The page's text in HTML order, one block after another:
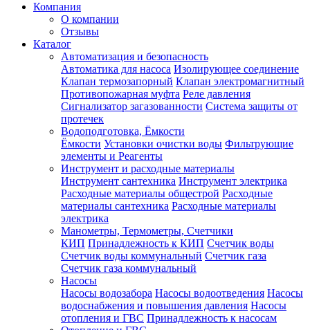
Компания
О компании
Отзывы
Каталог
Автоматизация и безопасность
Автоматика для насоса Изолирующее соединение
Клапан термозапорный Клапан электромагнитный
Противопожарная муфта Реле давления
Сигнализатор загазованности Система защиты от
протечек
Водоподготовка, Ёмкости
Ёмкости Установки очистки воды Фильтрующие
элементы и Реагенты
Инструмент и расходные материалы
Инструмент сантехника Инструмент электрика
Расходные материалы общестрой Расходные
материалы сантехника Расходные материалы
электрика
Манометры, Термометры, Счетчики
КИП Принадлежность к КИП Счетчик воды
Счетчик воды коммунальный Счетчик газа
Счетчик газа коммунальный
Насосы
Насосы водозабора Насосы водоотведения Насосы
водоснабжения и повышения давления Насосы
отопления и ГВС Принадлежность к насосам